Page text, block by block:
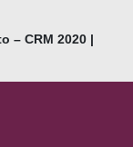
– CRM 2020 |